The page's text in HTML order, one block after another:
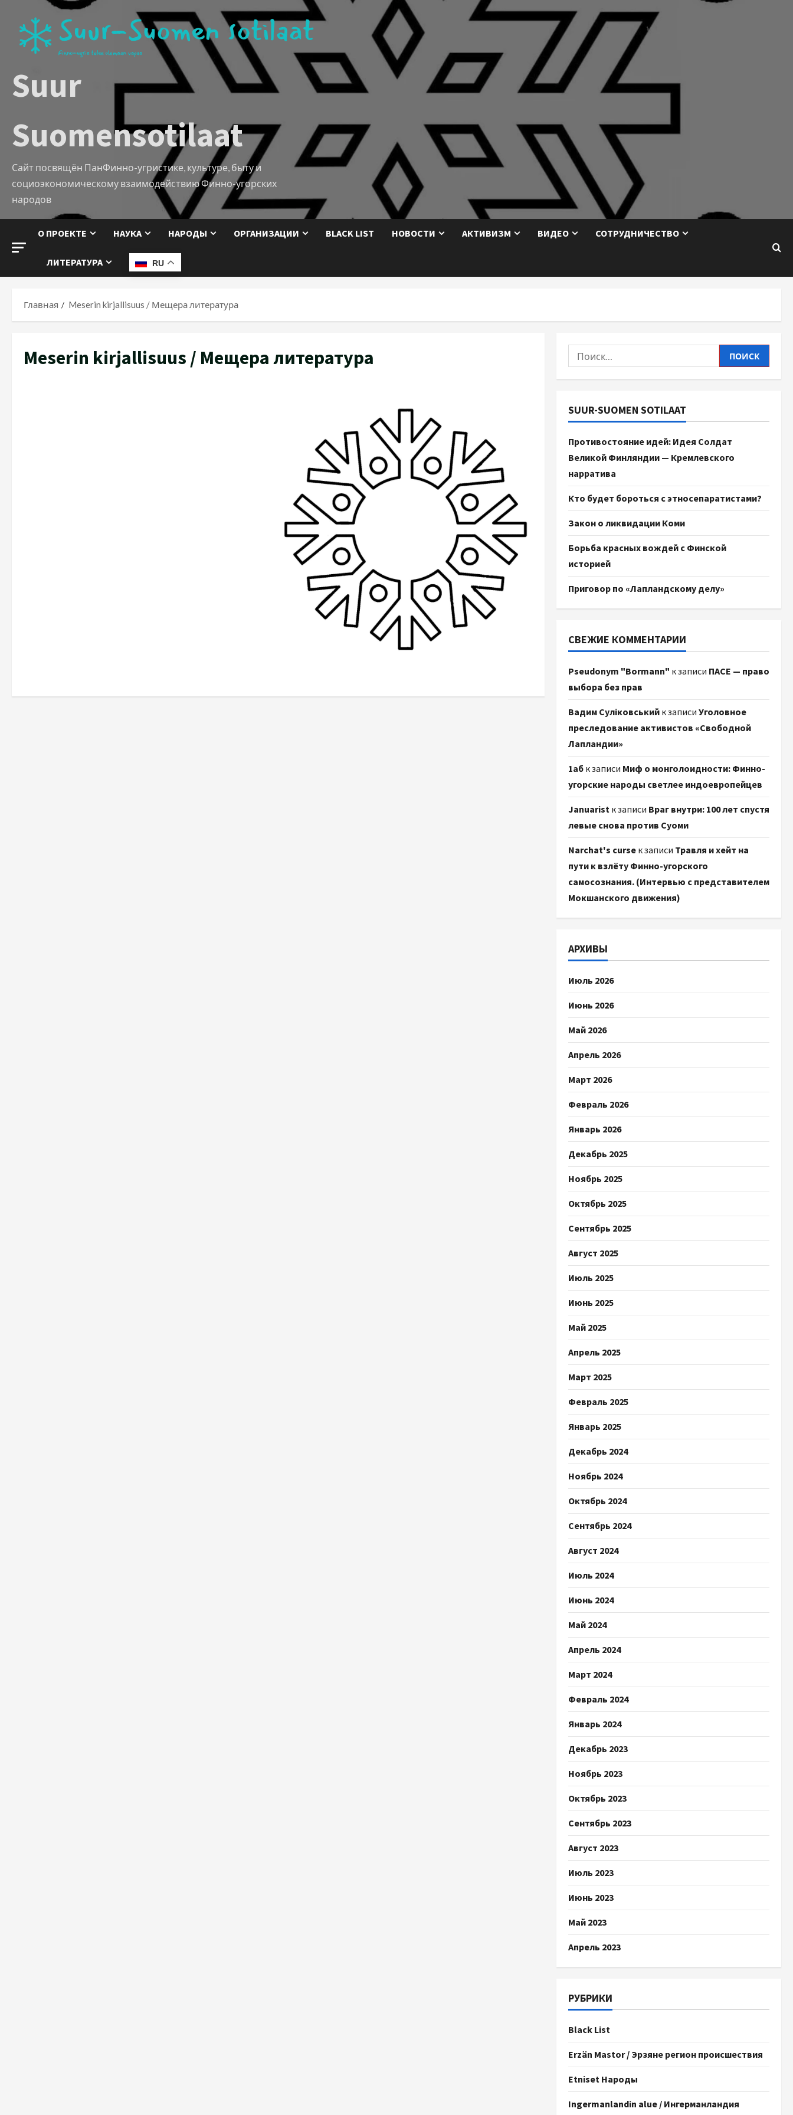
Suur
Suomensotilaat
Сайт посвящён ПанФинно-угристике, культуре, быту и
социоэкономическому взаимодействию Финно-угорских
народов
О ПРОЕКТЕ НАУКА НАРОДЫ ОРГАНИЗАЦИИ BLACK LIST НОВОСТИ АКТИВИЗМ ВИДЕО СОТРУДНИЧЕСТВО
ЛИТЕРАТУРА RU
Главная Meserin kirjallisuus / Мещера литература
Meserin kirjallisuus / Мещера литература
SUUR-SUOMEN SOTILAAT
Противостояние идей: Идея Солдат
Великой Финляндии — Кремлевского
нарратива
Кто будет бороться с этносепаратистами?
Закон о ликвидации Коми
Борьба красных вождей с Финской
историей
Приговор по «Лапландскому делу»
СВЕЖИЕ КОММЕНТАРИИ
Pseudonym "Bormann" к записи ПАСЕ — право
выбора без прав
Вадим Суліковськийк записи Уголовное
преследование активистов «Свободной
Лапландии»
1абк записи Миф о монголоидности: Финно-
угорские народы светлее индоевропейцев
Januaristк записи Враг внутри: 100 лет спустя
левые снова против Суоми
Narchat's curseк записи Травля и хейт на
пути к взлёту Финно-угорского
самосознания. (Интервью с представителем
Мокшанского движения)
АРХИВЫ
Июль 2026
Июнь 2026
Май 2026
Апрель 2026
Март 2026
Февраль 2026
Январь 2026
Декабрь 2025
Ноябрь 2025
Октябрь 2025
Сентябрь 2025
Август 2025
Июль 2025
Июнь 2025
Май 2025
Апрель 2025
Март 2025
Февраль 2025
Январь 2025
Декабрь 2024
Ноябрь 2024
Октябрь 2024
Сентябрь 2024
Август 2024
Июль 2024
Июнь 2024
Май 2024
Апрель 2024
Март 2024
Февраль 2024
Январь 2024
Декабрь 2023
Ноябрь 2023
Октябрь 2023
Сентябрь 2023
Август 2023
Июль 2023
Июнь 2023
Май 2023
Апрель 2023
РУБРИКИ
Black List
Erzän Mastor / Эрзяне регион происшествия
Etniset Народы
Ingermanlandin alue / Ингерманландия